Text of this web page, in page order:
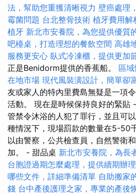
法，幫助您重獲清晰視力 壁癌處理
霉菌問題 台北整骨技術 植牙費用解
植牙 新北市安養院，為您提供優質
吧檯桌，打造理想的餐飲空間 高雄
服務更安心 臥式冷凍櫃，提供更加
正是Benidorm提供的香蕉船。 區
在地市場 現代風裝潢設計，簡單卻
友或家人的特內里費島無疑是一項
活動。 現在是時候保持良好的緊貼
管禁令沐浴的人犯了罪行，並且可
種情況下，現場罰款的數量在5-50
以由警察，公共檢查員，自然警衛
加。 - 甜品桌 新北市安養院，為長
台胞證過期怎麼處理，提供續期辦
哪些文件，詳細準備清單 自助搬家
錢 台中產後護理之家，專業的產後